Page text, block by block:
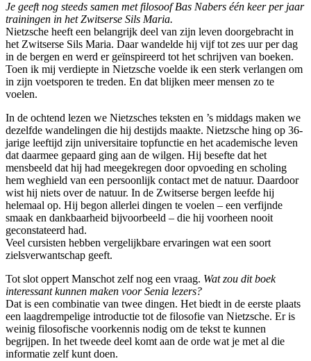
Je geeft nog steeds samen met filosoof Bas Nabers één keer per jaar
trainingen in het Zwitserse Sils Maria.
Nietzsche heeft een belangrijk deel van zijn leven doorgebracht in
het Zwitserse Sils Maria. Daar wandelde hij vijf tot zes uur per dag
in de bergen en werd er geïnspireerd tot het schrijven van boeken.
Toen ik mij verdiepte in Nietzsche voelde ik een sterk verlangen om
in zijn voetsporen te treden. En dat blijken meer mensen zo te
voelen.
In de ochtend lezen we Nietzsches teksten en ’s middags maken we
dezelfde wandelingen die hij destijds maakte. Nietzsche hing op 36-
jarige leeftijd zijn universitaire topfunctie en het academische leven
dat daarmee gepaard ging aan de wilgen. Hij besefte dat het
mensbeeld dat hij had meegekregen door opvoeding en scholing
hem weghield van een persoonlijk contact met de natuur. Daardoor
wist hij niets over de natuur. In de Zwitserse bergen leefde hij
helemaal op. Hij begon allerlei dingen te voelen – een verfijnde
smaak en dankbaarheid bijvoorbeeld – die hij voorheen nooit
geconstateerd had.
Veel cursisten hebben vergelijkbare ervaringen wat een soort
zielsverwantschap geeft.
Tot slot oppert Manschot zelf nog een vraag. Wat zou dit boek
interessant kunnen maken voor Senia lezers?
Dat is een combinatie van twee dingen. Het biedt in de eerste plaats
een laagdrempelige introductie tot de filosofie van Nietzsche. Er is
weinig filosofische voorkennis nodig om de tekst te kunnen
begrijpen. In het tweede deel komt aan de orde wat je met al die
informatie zelf kunt doen.